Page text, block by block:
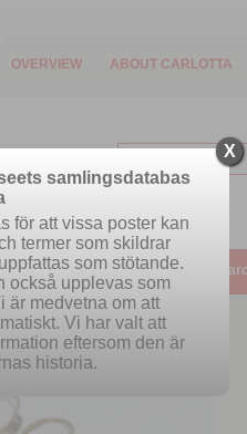
OVERVIEW ABOUT CARLOTTA
Advanced search
X
samlingsdatabas
för att vissa poster kan
termer som skildrar
som stötande.
också upplevas som
är medvetna om att
Vi har valt att
eftersom den är
historia.